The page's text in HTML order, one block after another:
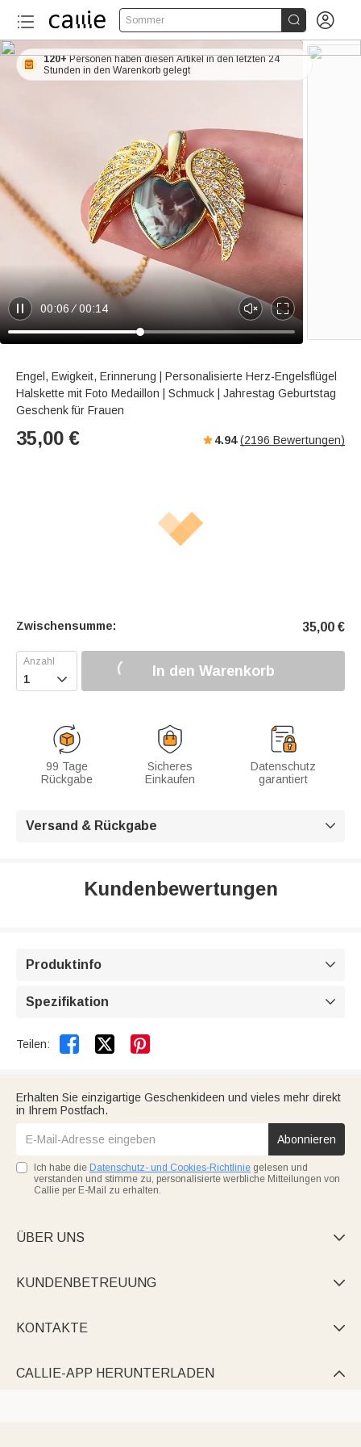
Sommer  
P
a
e
00:06 00:14
U
n
t
e
E
n
e
r
l
120+Personen haben diesen Artikel in den letzten 24
Stunden in den Warenkorb gelegt
Engel, Ewigkeit, Erinnerung | Personalisierte Herz-Engelsflügel
Halskette mit Foto Medaillon | Schmuck | Jahrestag Geburtstag
Geschenk für Frauen
35,00 € 4.94 (2196 Bewertungen)
Zwischensumme: 35,00 €
 In den Warenkorb
99 Tage
Rückgabe
Sicheres
Einkaufen
Datenschutz
garantiert
Versand & Rückgabe 
Kundenbewertungen
Produktinfo 
Spezifikation 
Teilen:  
Erhalten Sie einzigartige Geschenkideen und vieles mehr direkt
in Ihrem Postfach.
Abonnieren
Ich habe die Datenschutz- und Cookies-Richtlinie gelesen und
verstanden und stimme zu, personalisierte werbliche Mitteilungen von
Callie per E-Mail zu erhalten.
ÜBER UNS 
KUNDENBETREUUNG 
KONTAKTE 
CALLIE-APP HERUNTERLADEN 